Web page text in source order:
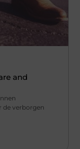
and
de verborgen